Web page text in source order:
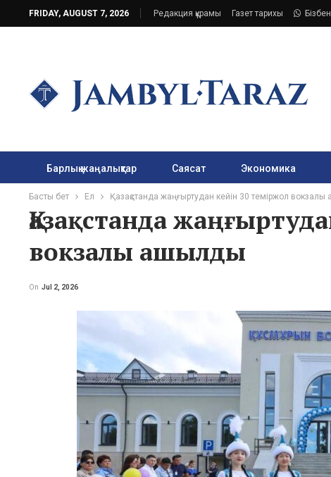
FRIDAY, AUGUST 7, 2026 Редакция құрамы Газет тарихы
Барлық жаңалықтар Саясат Экономика
Басты бет Ел Қазақстанда жаңғыртудан кейін 30 теміржол
Қазақстанда
вокзалы ашылды
On Jul 2, 2026